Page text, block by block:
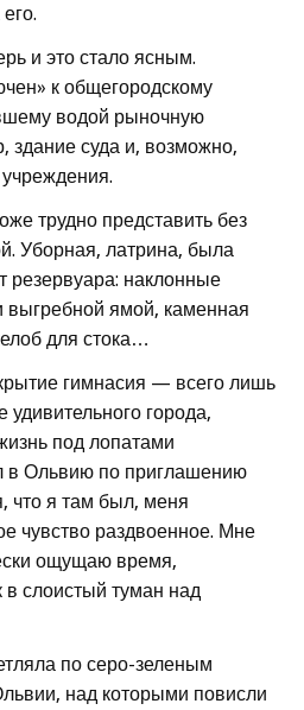
и это стало ясным.
к общегородскому
водой рыночную
здание суда и, возможно,
трудно представить без
Уборная, латрина, была
резервуара: наклонные
выгребной ямой, каменная
для стока…
гимнасия — всего лишь
города,
под лопатами
в Ольвию по приглашению
что я там был, меня
чувство раздвоенное. Мне
ощущаю время,
в слоистый туман над
по серо-зеленым
над которыми повисли